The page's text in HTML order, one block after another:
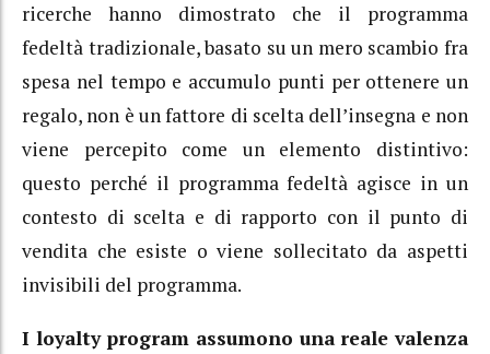
ricerche hanno dimostrato che il programma
fedeltà tradizionale, basato su un mero scambio fra
spesa nel tempo e accumulo punti per ottenere un
regalo, non è un fattore di scelta dell’insegna e non
viene percepito come un elemento distintivo:
questo perché il programma fedeltà agisce in un
contesto di scelta e di rapporto con il punto di
vendita che esiste o viene sollecitato da aspetti
invisibili del programma.
I loyalty program assumono una reale valenza